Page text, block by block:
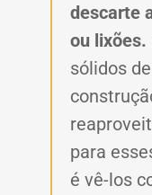
descarte
ou lixões.
sólidos
para
é vê-los